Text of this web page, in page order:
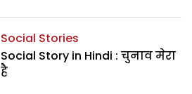
Social Stories
Social Story in Hindi : चुनाव मेरा
है